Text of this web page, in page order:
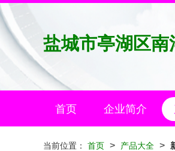
盐城市亭湖区
首页 企业简介
当前位置： 首页 > 产品大全 >